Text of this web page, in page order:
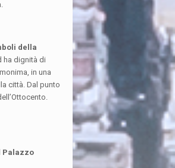
della
ha dignità di
in una
città. Dal punto
Palazzo